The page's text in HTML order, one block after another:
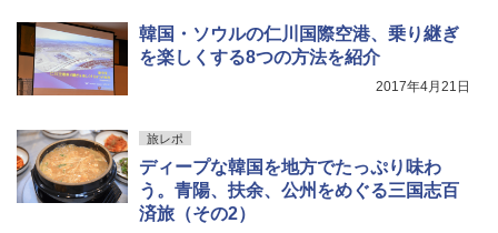
韓国・ソウルの仁川国際空港、乗り継ぎ
を楽しくする8つの方法を紹介
2017年4月21日
旅レポ
ディープな韓国を地方でたっぷり味わ
う。青陽、扶余、公州をめぐる三国志百
済旅（その2）